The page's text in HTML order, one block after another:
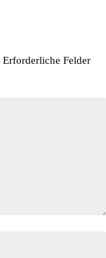
Erforderliche Felder